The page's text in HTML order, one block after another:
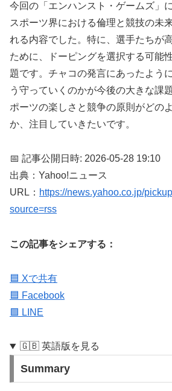
今回の「エンハンスト・ゲームズ」
スポーツ界における倫理と競技の未
れる内容でした。特に、選手たちが
ために、ドーピングを選択する可能
題です。チャコの発言にあったよう
う守っていくのかが今後の大きな課
ポーツの楽しさと競争の原則がどの
か、注目していきたいです。
📅 記事公開日時: 2026-05-28 19:10
出典：Yahoo!ニュース
URL： https://news.yahoo.co.jp/
source=rss
この記事をシェアする：
🟦 Xで共有
🟦 Facebook
🟩 LINE
🇬🇧 英語版を見る
Summary